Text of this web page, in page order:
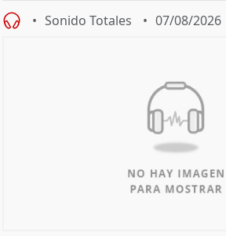
Sonido Totales 07/08/2026